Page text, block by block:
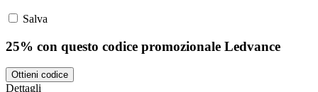
Salva
25% con questo codice promozionale Ledvance
Ottieni codice
Dettagli